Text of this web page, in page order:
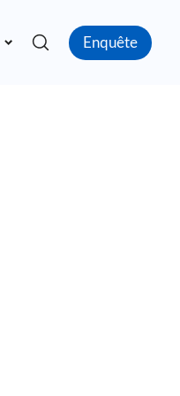
Enquête